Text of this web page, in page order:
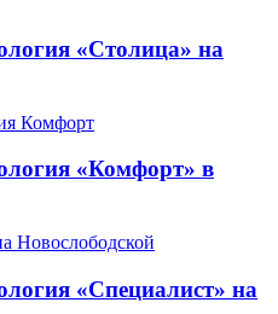
«Столица» на
«Комфорт» в
«Специалист» на